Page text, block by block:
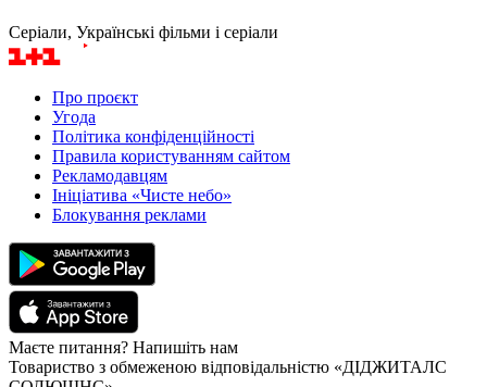
Серіали, Українські фільми і серіали
Про проєкт
Угода
Політика конфіденційності
Правила користуванням сайтом
Рекламодавцям
Ініціатива «Чисте небо»
Блокування реклами
Маєте питання? Напишіть нам
Товариство з обмеженою відповідальністю «ДІДЖИТАЛС